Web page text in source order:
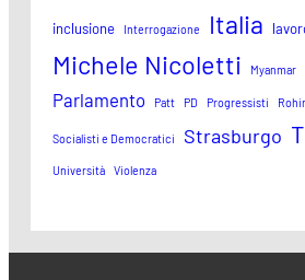
inclusione Interrogazione Italia
Michele Nicoletti Myanmar
Parlamento Patt PD Progressisti
Socialisti e Democratici Strasburgo
Università Violenza